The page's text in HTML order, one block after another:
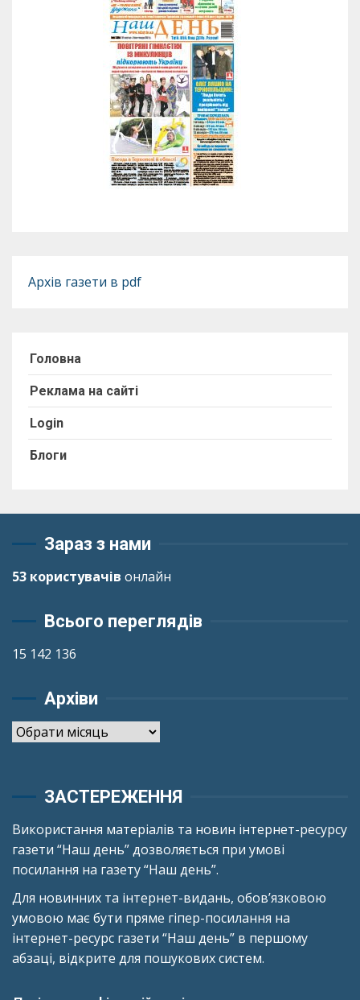
Архів газети в pdf
Головна
Реклама на сайті
Login
Блоги
Зараз з нами
53 користувачів онлайн
Всього переглядів
15 142 136
Архіви
Архіви
ЗАСТЕРЕЖЕННЯ
Використання матеріалів та новин інтернет-ресурсу
газети “Наш день” дозволяється при умові
посилання на газету “Наш день”.
Для новинних та інтернет-видань, обов’язковою
умовою має бути пряме гіпер-посилання на
інтернет-ресурс газети “Наш день” в першому
абзаці, відкрите для пошукових систем.